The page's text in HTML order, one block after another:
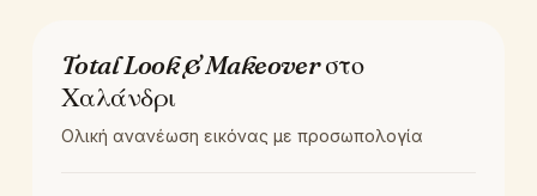
ΚΟΎΡΕΜΑ
Total Look & Makeover στο
Χαλάνδρι
Ολική ανανέωση εικόνας με προσωπολογία